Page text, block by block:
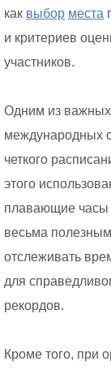
как выбор места
и критериев
участников.
Одним из важных
международных
четкого
этого
плавающие часы
весьма
отслеживать
для
рекордов.
Кроме того, при